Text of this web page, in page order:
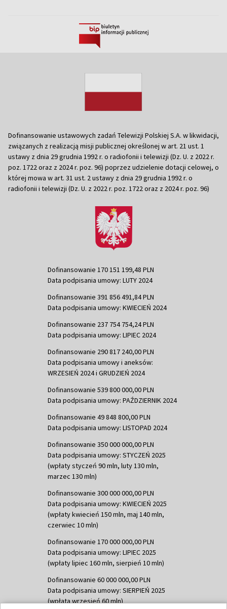
Dofinansowanie ustawowych zadań Telewizji Polskiej S.A. w likwidacji,
związanych z realizacją misji publicznej określonej w art. 21 ust. 1
ustawy z dnia 29 grudnia 1992 r. o radiofonii i telewizji (Dz. U. z 2022 r.
poz. 1722 oraz z 2024 r. poz. 96) poprzez udzielenie dotacji celowej, o
której mowa w art. 31 ust. 2 ustawy z dnia 29 grudnia 1992 r. o
radiofonii i telewizji (Dz. U. z 2022 r. poz. 1722 oraz z 2024 r. poz. 96)
Dofinansowanie 170 151 199,48 PLN
Data podpisania umowy: LUTY 2024
Dofinansowanie 391 856 491,84 PLN
Data podpisania umowy: KWIECIEŃ 2024
Dofinansowanie 237 754 754,24 PLN
Data podpisania umowy: LIPIEC 2024
Dofinansowanie 290 817 240,00 PLN
Data podpisania umowy i aneksów:
WRZESIEŃ 2024 i GRUDZIEŃ 2024
Dofinansowanie 539 800 000,00 PLN
Data podpisania umowy: PAŹDZIERNIK 2024
Dofinansowanie 49 848 800,00 PLN
Data podpisania umowy: LISTOPAD 2024
Dofinansowanie 350 000 000,00 PLN
Data podpisania umowy: STYCZEŃ 2025
(wpłaty styczeń 90 mln, luty 130 mln,
marzec 130 mln)
Dofinansowanie 300 000 000,00 PLN
Data podpisania umowy: KWIECIEŃ 2025
(wpłaty kwiecień 150 mln, maj 140 mln,
czerwiec 10 mln)
Dofinansowanie 170 000 000,00 PLN
Data podpisania umowy: LIPIEC 2025
(wpłaty lipiec 160 mln, sierpień 10 mln)
Dofinansowanie 60 000 000,00 PLN
Data podpisania umowy: SIERPIEŃ 2025
(wpłata wrzesień 60 mln)